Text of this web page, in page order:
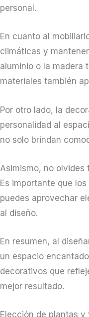
personal.
En cuanto al
climáticas y
aluminio o la madera
materiales también
Por otro lado, la
personalidad al
no solo brindan
Asimismo, no
Es importante que
puedes aprovechar
al diseño.
En resumen, al
un espacio
decorativos que
mejor resultado.
Elección de plantas